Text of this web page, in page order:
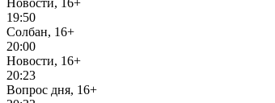
Новости, 16+
19:50
Солбан, 16+
20:00
Новости, 16+
20:23
Вопрос дня, 16+